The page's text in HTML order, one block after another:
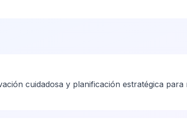
cuidadosa y planificación estratégica para